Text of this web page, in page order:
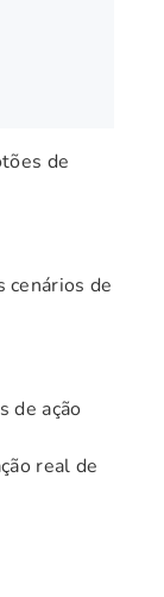
de
de
de ação
real de